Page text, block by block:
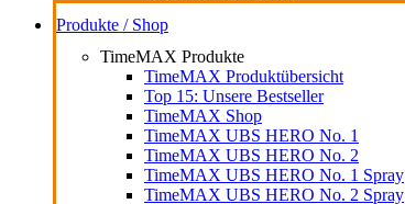
Produkte / Shop
TimeMAX Produkte
TimeMAX Produktübersicht
Top 15: Unsere Bestseller
TimeMAX Shop
TimeMAX UBS HERO No. 1
TimeMAX UBS HERO No. 2
TimeMAX UBS HERO No. 1 Spray
TimeMAX UBS HERO No. 2 Spray